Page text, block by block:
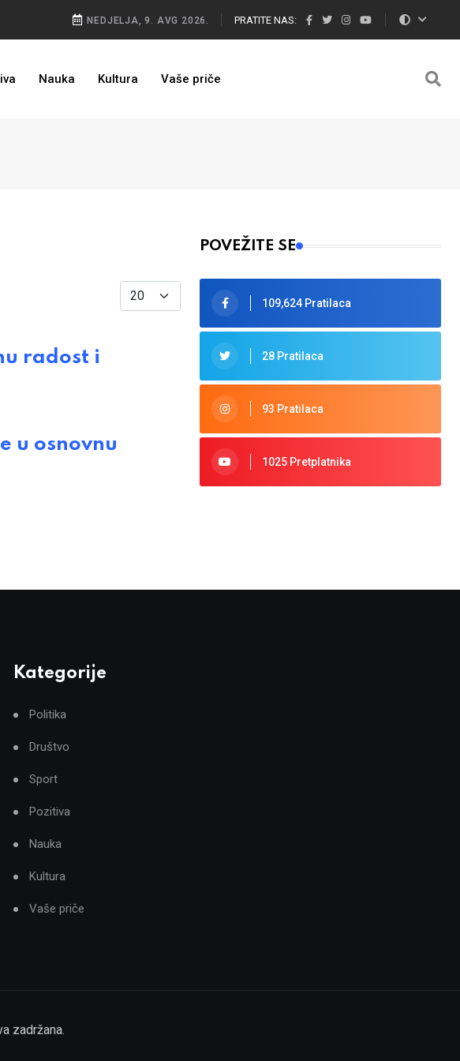
NEDJELJA, 9. AVG 2026. PRATITE NAS:
Nauka Kultura Vaše priče
Display #
radost i
u osnovnu
POVEŽITE SE
109,624 Pratilaca
28 Pratilaca
93 Pratilaca
1025 Pretplatnika
Kategorije
Politika
Društvo
Sport
Pozitiva
Nauka
Kultura
Vaše priče
zadržana.